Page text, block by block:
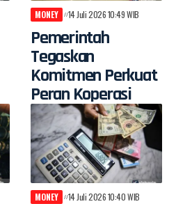
MONEY 14 Juli 2026 10:49 WIB
Pemerintah
Tegaskan
Komitmen Perkuat
Peran Koperasi
MONEY 14 Juli 2026 10:40 WIB